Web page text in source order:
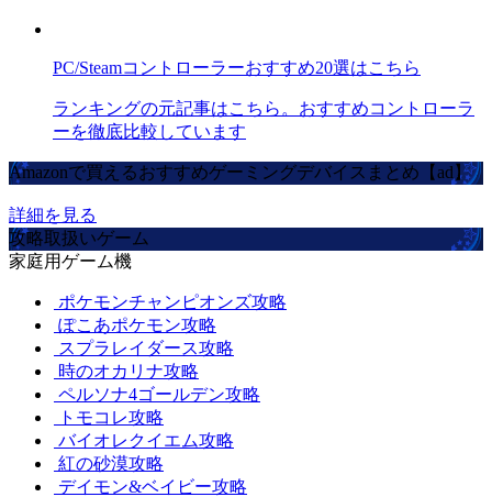
PC/Steamコントローラーおすすめ20選はこちら
ランキングの元記事はこちら。おすすめコントローラ
ーを徹底比較しています
Amazonで買えるおすすめゲーミングデバイスまとめ【ad】
詳細を見る
攻略取扱いゲーム
家庭用ゲーム機
ポケモンチャンピオンズ攻略
ぽこあポケモン攻略
スプラレイダース攻略
時のオカリナ攻略
ペルソナ4ゴールデン攻略
トモコレ攻略
バイオレクイエム攻略
紅の砂漠攻略
デイモン&ベイビー攻略